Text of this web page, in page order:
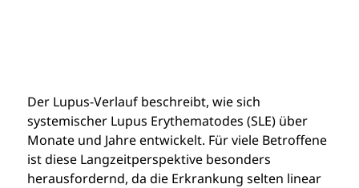
Der Lupus-Verlauf beschreibt, wie sich
systemischer Lupus Erythematodes (SLE) über
Monate und Jahre entwickelt. Für viele Betroffene
ist diese Langzeitperspektive besonders
herausfordernd, da die Erkrankung selten linear